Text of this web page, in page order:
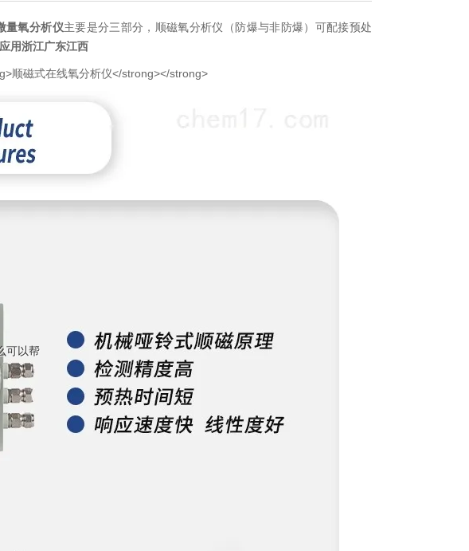
可以帮
量氧分析仪主要是分三部分，顺磁氧分析仪（防爆与非防爆）可配接预处
用浙江广东江西